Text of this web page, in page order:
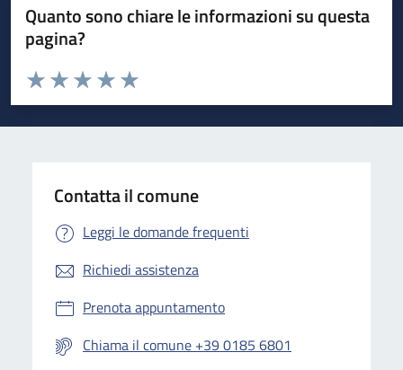
Quanto sono chiare le informazioni su questa
pagina?
Valuta da 1 a 5 stelle la pagina
Valuta 5 stelle su 5
Valuta 4 stelle su 5
Valuta 3 stelle su 5
Valuta 2 stelle su 5
Valuta 1 stelle su 5
Contatta il comune
Leggi le domande frequenti
Richiedi assistenza
Prenota appuntamento
Chiama il comune +39 0185 6801